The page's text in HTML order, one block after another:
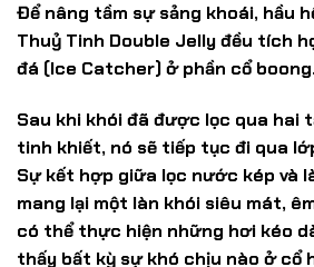
Để nâng tầm sự sảng khoái, hầu
Thuỷ Tinh Double Jelly đều tích
đá (Ice Catcher) ở phần cổ boong.
Sau khi khói đã được lọc qua hai
tinh khiết, nó sẽ tiếp tục đi qua
Sự kết hợp giữa lọc nước kép và
mang lại một làn khói siêu mát,
có thể thực hiện những hơi kéo
thấy bất kỳ sự khó chịu nào ở cổ